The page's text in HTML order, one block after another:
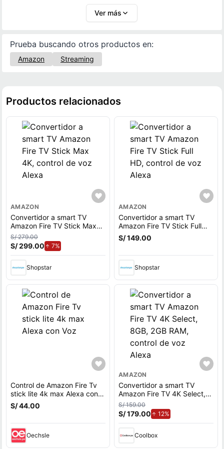
equilibrio entre calidad de imagen, velocidad y
control por voz lo convierte en una alternativa
hogar, con el respaldo y calidad de Amazon.
Ver más
Prueba buscando otros productos en:
Amazon Streaming
Productos relacionados
AMAZON
Convertidor a smart TV
Amazon Fire TV Stick Max
4K, control de voz Alexa
S/ 279.00
S/ 299.00 7%
Shopstar
AMAZON
Convertidor a smart TV
Amazon Fire TV Stick Full
HD, control de voz Alexa
S/ 149.00
Shopstar
Control de Amazon Fire Tv
stick lite 4k max Alexa con
Voz
S/ 44.00
Oechsle
AMAZON
Convertidor a smart TV
Amazon Fire TV 4K Select,
8GB, 2GB RAM, control de
voz Alexa
S/ 159.00
S/ 179.00 12%de aumento.
Coolbox